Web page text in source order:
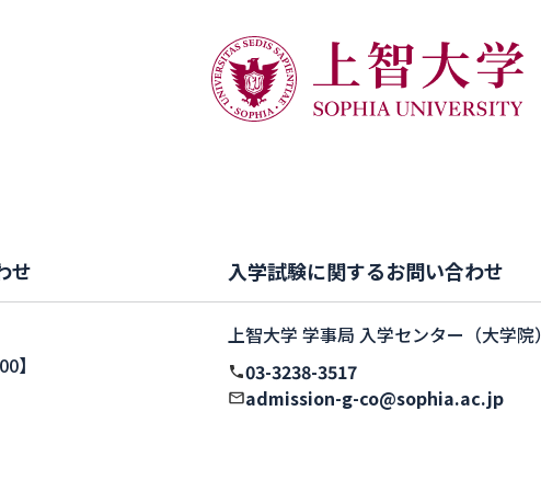
せ
】
入学試験に関するお問い合わせ
上智大学 学事局 入学センター（大学院）
03-3238-3517
admission-g-co@sophia.ac.jp